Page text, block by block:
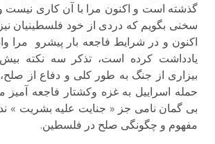
گذشته است و اکنون مرا با آن کاری نیست
سخنی بگویم که دردی از خود فلسطینیان
اکنون و در شرایط فاجعه بار پیشرو مرا
حمله اسراییل به غزه وکشتار فاجعه
مفهوم و چگونگی صلح در فلسطین.